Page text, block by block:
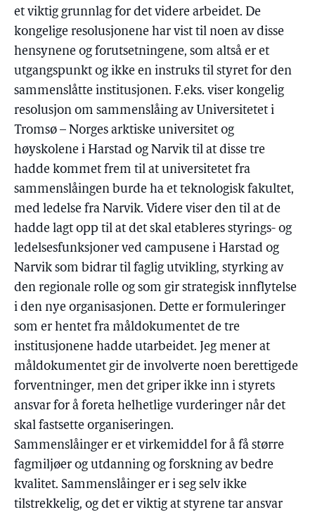
et viktig grunnlag for det videre arbeidet. De
kongelige resolusjonene har vist til noen av disse
hensynene og forutsetningene, som altså er et
utgangspunkt og ikke en instruks til styret for den
sammenslåtte institusjonen. F.eks. viser kongelig
resolusjon om sammenslåing av Universitetet i
Tromsø – Norges arktiske universitet og
høyskolene i Harstad og Narvik til at disse tre
hadde kommet frem til at universitetet fra
sammenslåingen burde ha et teknologisk fakultet,
med ledelse fra Narvik. Videre viser den til at de
hadde lagt opp til at det skal etableres styrings- og
ledelsesfunksjoner ved campusene i Harstad og
Narvik som bidrar til faglig utvikling, styrking av
den regionale rolle og som gir strategisk innflytelse
i den nye organisasjonen. Dette er formuleringer
som er hentet fra måldokumentet de tre
institusjonene hadde utarbeidet. Jeg mener at
måldokumentet gir de involverte noen berettigede
forventninger, men det griper ikke inn i styrets
ansvar for å foreta helhetlige vurderinger når det
skal fastsette organiseringen.
Sammenslåinger er et virkemiddel for å få større
fagmiljøer og utdanning og forskning av bedre
kvalitet. Sammenslåinger er i seg selv ikke
tilstrekkelig, og det er viktig at styrene tar ansvar